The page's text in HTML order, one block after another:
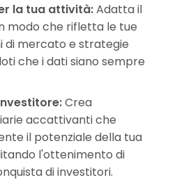
la tua attività:Adatta il
modo che rifletta le tue
di mercato e strategie
che i dati siano sempre
Crea
accattivanti che
il potenziale della tua
l'ottenimento di
di investitori.